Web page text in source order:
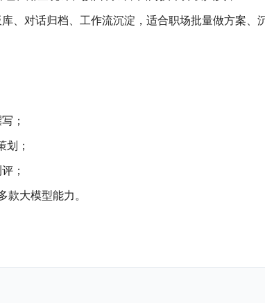
、对话归档、工作流沉淀，适合职场批量做方案、
；
划；
；
大模型能力。